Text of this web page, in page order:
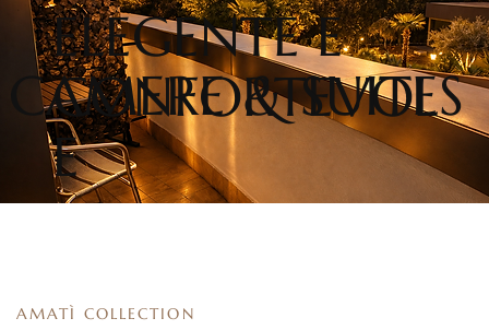
ELEGENTE E
CONFORTEVOL
E
CAMERE & SUITES
AMATÌ COLLECTION